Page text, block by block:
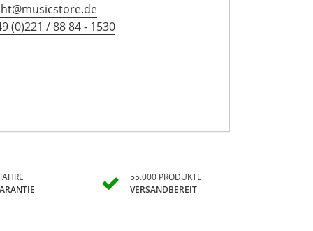
(0)221 / 88 84 - 1530
55.000 PRODUKTE
VERSANDBEREIT